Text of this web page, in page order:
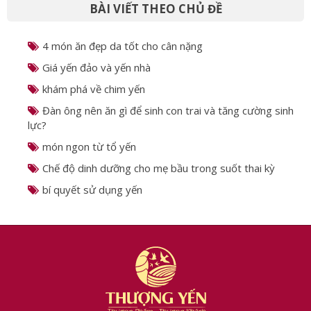
Giá yến đảo và yến nhà
khám phá về chim yến
Đàn ông nên ăn gì để sinh con trai và tăng cường sinh
lực?
món ngon từ tổ yến
Chế độ dinh dưỡng cho mẹ bầu trong suốt thai kỳ
bí quyết sử dụng yến